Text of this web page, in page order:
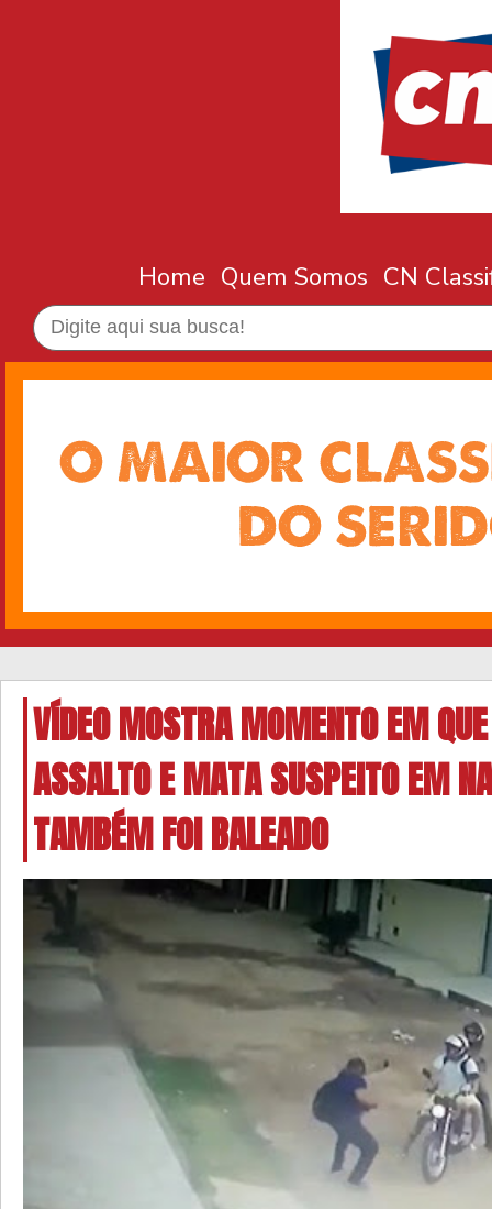
Home Quem Somos CN
VÍDEO MOSTRA MOMENTO EM
ASSALTO E MATA SUSPEITO EM
TAMBÉM FOI BALEADO